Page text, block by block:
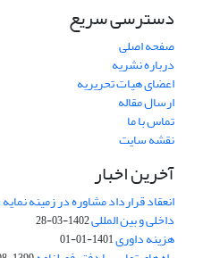
دسترسی سریع
صفحه اصلی
درباره نشریه
اعضای هیات تحریریه
ارسال مقاله
تماس با ما
نقشه سایت
آخرین اخبار
انعقاد قرارداد مشاوره در زمینه
داخلی و بین المللی1402-03-28
هزینه داوری1401-01-01